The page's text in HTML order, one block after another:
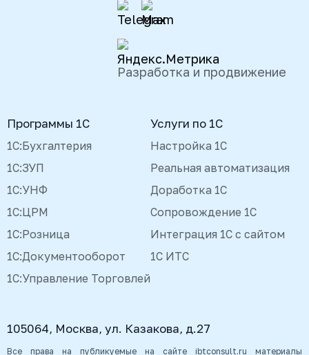
Разработка и продвижение
Программы 1С
1С:Бухгалтерия
1С:ЗУП
1С:УНФ
1С:ЦРМ
1С:Розница
1С:Документооборот
1С:Управление Торговлей
Услуги по 1С
Настройка 1С
Реальная автоматизация
Доработка 1С
Сопровождение 1С
Интеграция 1С с сайтом
1С ИТС
105064, Москва, ул. Казакова, д.27
Все права на публикуемые на сайте ibtconsult.ru материалы